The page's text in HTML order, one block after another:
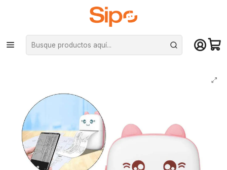
¡Compra hasta mediodía y recibe hoy! De lunes a sábado en el gran
Santiago. Envío gratis desde $29.990
Inicio Otras categorías Impresoras
Mini Impresora Térmica Portátil, Bluetooth (Android, iOS) - Pink